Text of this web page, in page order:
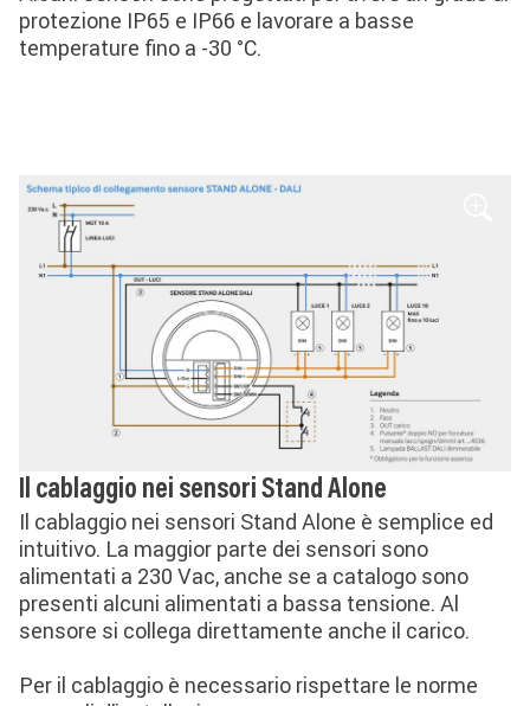
protezione IP65 e IP66 e lavorare a basse
temperature fino a -30 °C.
Il cablaggio nei sensori Stand Alone
Il cablaggio nei sensori Stand Alone è semplice ed
intuitivo. La maggior parte dei sensori sono
alimentati a 230 Vac, anche se a catalogo sono
presenti alcuni alimentati a bassa tensione. Al
sensore si collega direttamente anche il carico.
Per il cablaggio è necessario rispettare le norme
Image